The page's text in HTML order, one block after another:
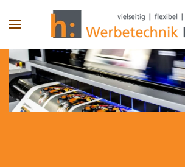
Skip to main content